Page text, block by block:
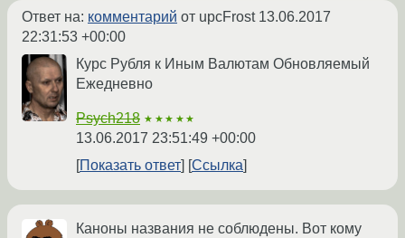
Ответ на: комментарий от upcFrost 13.06.2017
22:31:53 +00:00
Курс Рубля к Иным Валютам Обновляемый
Ежедневно
Psych218 ★★★★★
13.06.2017 23:51:49 +00:00
Показать ответ
Ссылка
Каноны названия не соблюдены. Вот кому